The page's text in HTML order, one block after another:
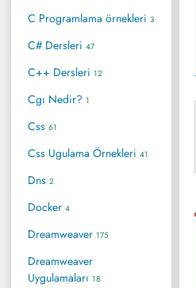
C Programlama örnekleri 3
C# Dersleri 47
C++ Dersleri 12
Cgı Nedir? 1
Css 61
Css Ugulama Örnekleri 41
Dns 2
Docker 4
Dreamweaver 175
Dreamweaver
Uygulamaları 18